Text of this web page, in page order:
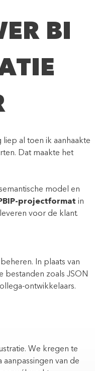
BI
al toen ik aanhaakte
Dat maakte het
model en
projectformat in
voor de klant.
In plaats van
bestanden zoals JSON
ontwikkelaars.
We kregen te
van de